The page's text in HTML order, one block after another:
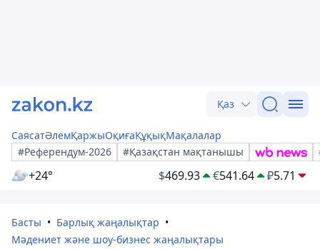
Қаз
СаясатӘлемҚаржыОқиғаҚұқықМақалалар
#Референдум-2026
#Қазақстан мақтанышы
+24° $469.93 €541.64 ₽5.71
Басты
Барлық жаңалықтар
Мәдениет және шоу-бизнес жаңалықтары